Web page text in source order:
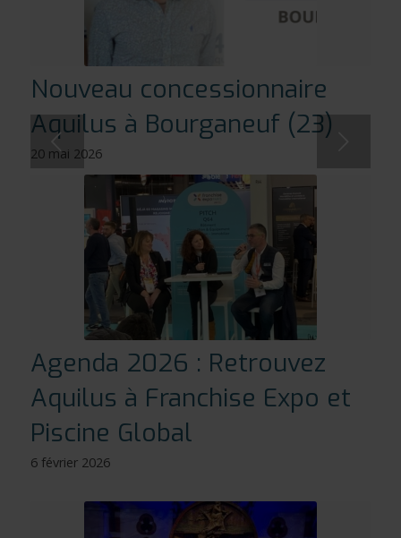
Nouveau concessionnaire
Aquilus à Bourganeuf (23)
20 mai 2026
Agenda 2026 : Retrouvez
Aquilus à Franchise Expo et
Piscine Global
6 février 2026
Suivant